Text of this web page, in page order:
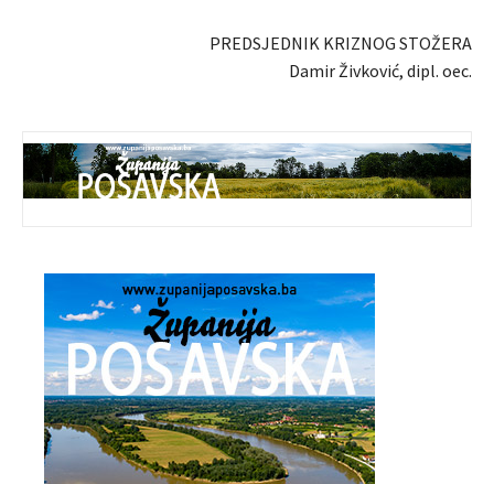
PREDSJEDNIK KRIZNOG STOŽERA
Damir Živković, dipl. oec.